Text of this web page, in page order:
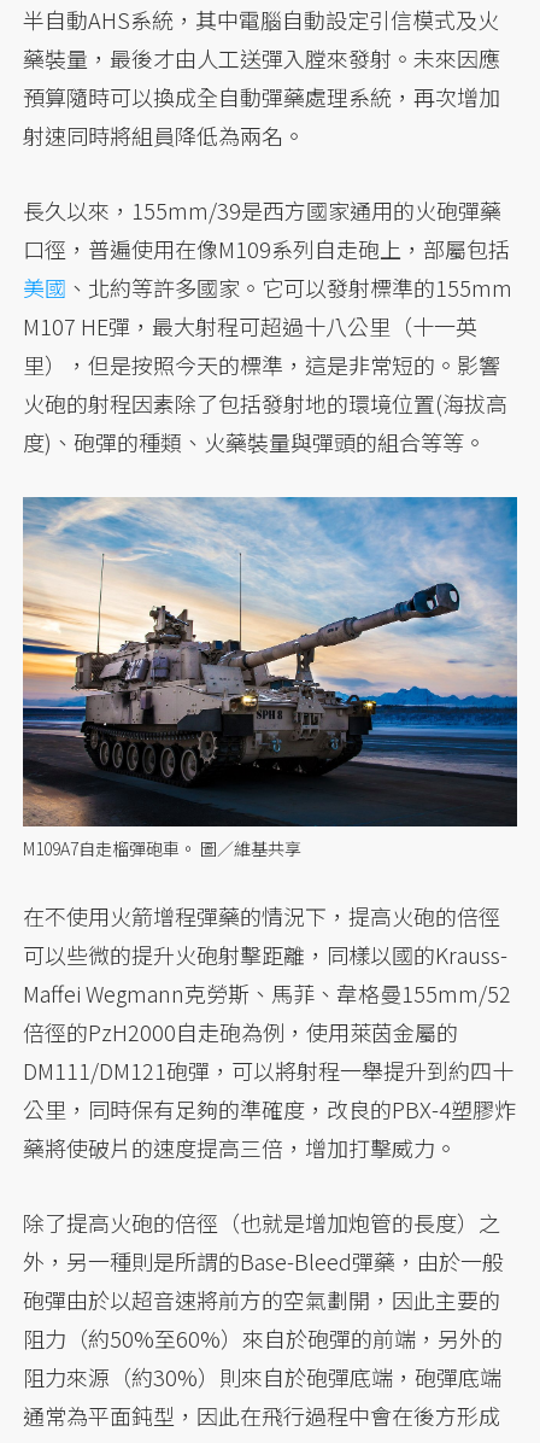
半自動AHS系統，其中電腦自動設定引信模式及火
藥裝量，最後才由人工送彈入膛來發射。未來因應
預算隨時可以換成全自動彈藥處理系統，再次增加
射速同時將組員降低為兩名。
長久以來，155mm/39是西方國家通用的火砲彈藥
口徑，普遍使用在像M109系列自走砲上，部屬包括
美國 、北約等許多國家。它可以發射標準的155mm
M107 HE彈，最大射程可超過十八公里（十一英
里），但是按照今天的標準，這是非常短的。影響
火砲的射程因素除了包括發射地的環境位置(海拔高
度)、砲彈的種類、火藥裝量與彈頭的組合等等。
M109A7自走榴彈砲車。 圖／維基共享
在不使用火箭增程彈藥的情況下，提高火砲的倍徑
可以些微的提升火砲射擊距離，同樣以國的Krauss-
Maffei Wegmann克勞斯、馬菲、韋格曼155mm/52
倍徑的PzH2000自走砲為例，使用萊茵金屬的
DM111/DM121砲彈，可以將射程一舉提升到約四十
公里，同時保有足夠的準確度，改良的PBX-4塑膠炸
藥將使破片的速度提高三倍，增加打擊威力。
除了提高火砲的倍徑（也就是增加炮管的長度）之
外，另一種則是所謂的Base-Bleed彈藥，由於一般
砲彈由於以超音速將前方的空氣劃開，因此主要的
阻力（約50%至60%）來自於砲彈的前端，另外的
阻力來源（約30%）則來自於砲彈底端，砲彈底端
通常為平面鈍型，因此在飛行過程中會在後方形成